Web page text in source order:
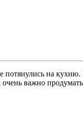
на кухню.
важно